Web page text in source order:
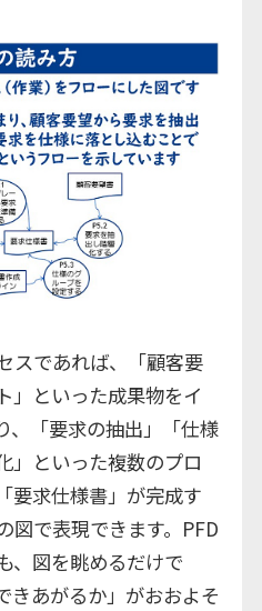
スであれば、「顧客要
」といった成果物をイ
、「要求の抽出」「仕様
」といった複数のプロ
要求仕様書」が完成す
図で表現できます。PFD
、図を眺めるだけで
きあがるか」がおおよそ